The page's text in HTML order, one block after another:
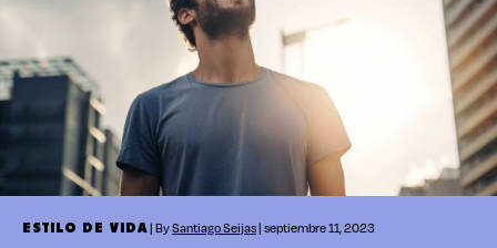
ESTILO DE VIDA| BySantiago Seijas| septiembre 11, 2023